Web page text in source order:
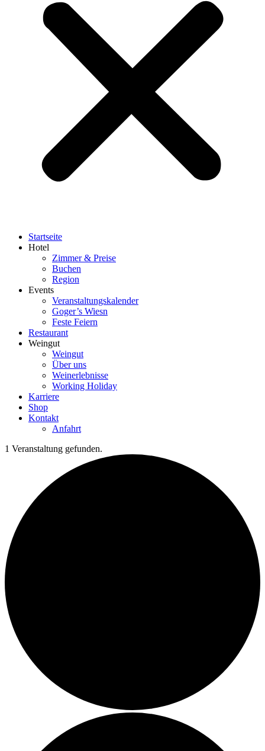
Startseite
Hotel
Zimmer & Preise
Buchen
Region
Events
Veranstaltungskalender
Goger’s Wiesn
Feste Feiern
Restaurant
Weingut
Weingut
Über uns
Weinerlebnisse
Working Holiday
Karriere
Shop
Kontakt
Anfahrt
1 Veranstaltung gefunden.